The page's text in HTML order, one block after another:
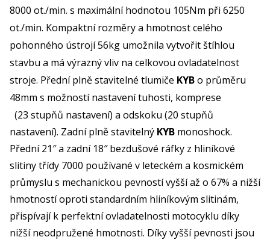
8000 ot./min. s maximální hodnotou 105Nm při 6250
ot./min. Kompaktní rozměry a hmotnost celého
pohonného ústrojí 56kg umožnila vytvořit štíhlou
stavbu a má výrazný vliv na celkovou ovladatelnost
stroje. Přední plně stavitelné tlumiče KYBo průměru
48mm s možností nastavení tuhosti, komprese
(23 stupňů nastavení) a odskoku (20 stupňů
nastavení). Zadní plně stavitelný KYB monoshock.
Přední 21″ a zadní 18″ bezdušové ráfky z hliníkové
slitiny třídy 7000 používané v leteckém a kosmickém
průmyslu s mechanickou pevností vyšší až o 67% a nižší
hmotností oproti standardním hliníkovým slitinám,
přispívají k perfektní ovladatelnosti motocyklu díky
nižší neodpružené hmotnosti. Díky vyšší pevnosti jsou